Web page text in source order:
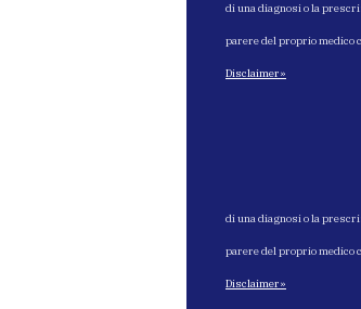
di una diagnosi o la
parere del proprio medico
Disclaimer»
di una diagnosi o la
parere del proprio medico
Disclaimer»